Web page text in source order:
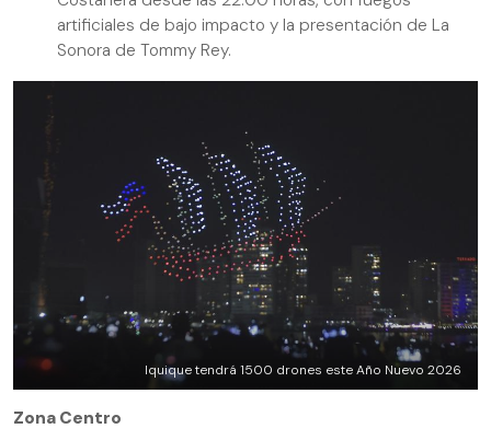
artificiales de bajo impacto y la presentación de La
Sonora de Tommy Rey.
Iquique tendrá 1500 drones este Año Nuevo 2026
Zona Centro